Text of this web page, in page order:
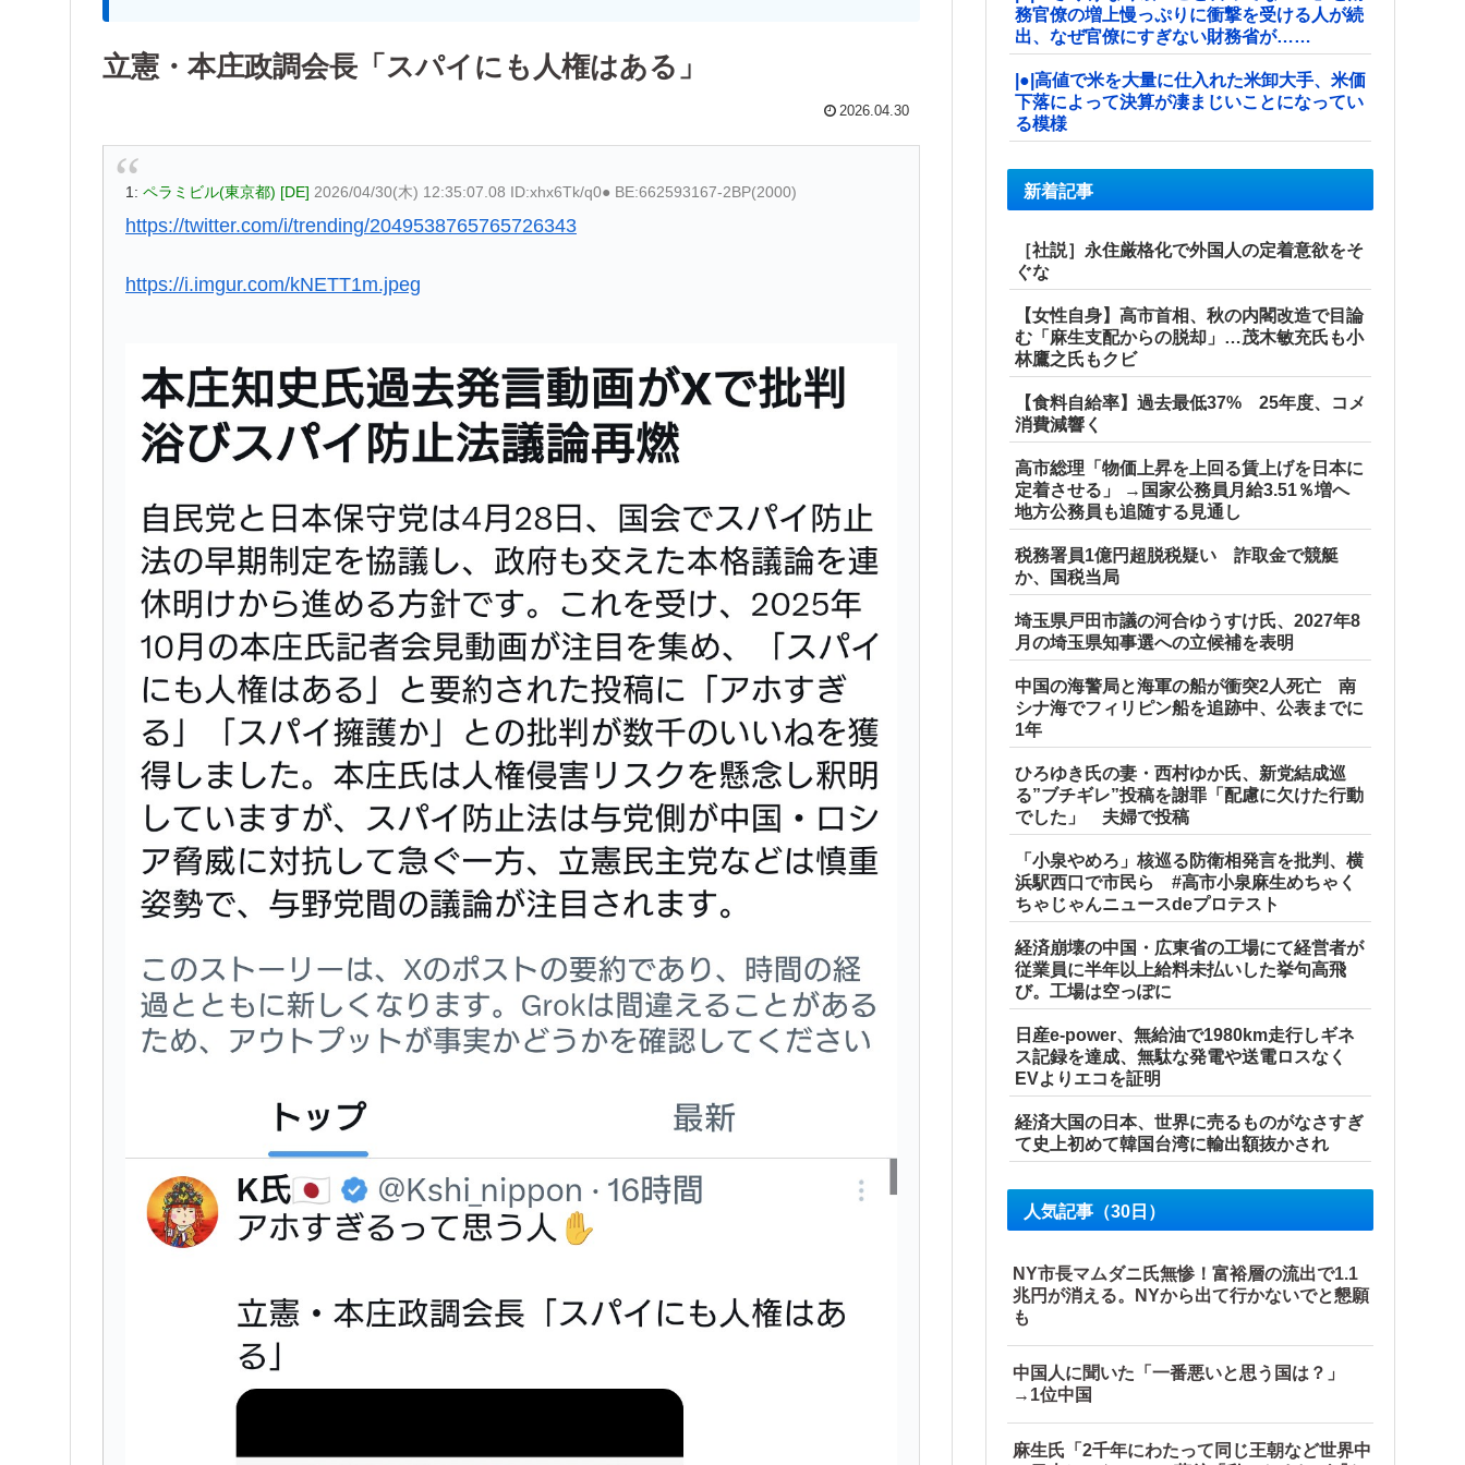
立憲・本庄政調会長「スパイにも人権はある」
2026.04.30
1: ペラミビル(東京都) [DE] 2026/04/30(木) 12:35:07.08 ID:xhx6Tk/q0● BE:662593167-2BP(2000)
https://twitter.com/i/trending/2049538765765726343
https://i.imgur.com/kNETT1m.jpeg
務官僚の増上慢っぷりに衝撃を受ける人が続
出、なぜ官僚にすぎない財務省が……
|●|高値で米を大量に仕入れた米卸大手、米価
下落によって決算が凄まじいことになってい
る模様
新着記事
［社説］永住厳格化で外国人の定着意欲をそ
ぐな
【女性自身】高市首相、秋の内閣改造で目論
む「麻生支配からの脱却」…茂木敏充氏も小
林鷹之氏もクビ
【食料自給率】過去最低37% 25年度、コメ
消費減響く
高市総理「物価上昇を上回る賃上げを日本に
定着させる」 →国家公務員月給3.51％増へ
地方公務員も追随する見通し
税務署員1億円超脱税疑い 詐取金で競艇
か、国税当局
埼玉県戸田市議の河合ゆうすけ氏、2027年8
月の埼玉県知事選への立候補を表明
中国の海警局と海軍の船が衝突2人死亡 南
シナ海でフィリピン船を追跡中、公表までに
1年
ひろゆき氏の妻・西村ゆか氏、新党結成巡
る”ブチギレ”投稿を謝罪「配慮に欠けた行動
でした」 夫婦で投稿
「小泉やめろ」核巡る防衛相発言を批判、横
浜駅西口で市民ら #高市小泉麻生めちゃく
ちゃじゃんニュースdeプロテスト
経済崩壊の中国・広東省の工場にて経営者が
従業員に半年以上給料未払いした挙句高飛
び。工場は空っぽに
日産e-power、無給油で1980km走行しギネ
ス記録を達成、無駄な発電や送電ロスなく
EVよりエコを証明
経済大国の日本、世界に売るものがなさすぎ
て史上初めて韓国台湾に輸出額抜かされ
人気記事（30日）
NY市長マムダニ氏無惨！富裕層の流出で1.1
兆円が消える。NYから出て行かないでと懇願
も
中国人に聞いた「一番悪いと思う国は？」
→1位中国
麻生氏「2千年にわたって同じ王朝など世界中